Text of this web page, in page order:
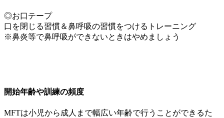
◎お口テープ
口を閉じる習慣＆鼻呼吸の習慣をつけるトレーニング
※鼻炎等で鼻呼吸ができないときはやめましょう
開始年齢や訓練の頻度
MFTは小児から成人まで幅広い年齢で行うことができるた